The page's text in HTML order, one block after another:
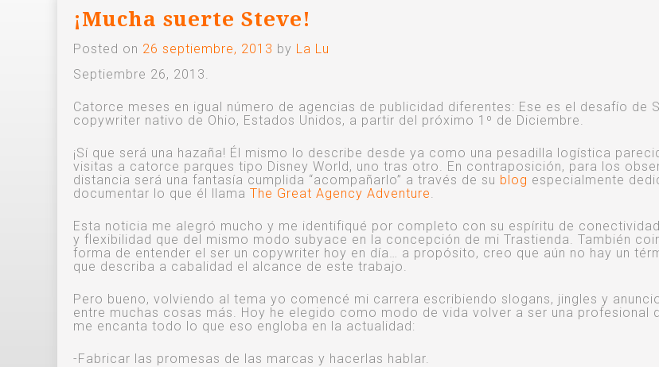
¡Mucha suerte Steve!
Posted on 26 septiembre, 2013 by La Lu
Septiembre 26, 2013.
Catorce meses en igual número de agencias de publicidad diferentes: Ese es el desafío de
copywriter nativo de Ohio, Estados Unidos, a partir del próximo 1º de Diciembre.
¡Sí que será una hazaña! Él mismo lo describe desde ya como una pesadilla logística
visitas a catorce parques tipo Disney World, uno tras otro. En contraposición, para los
distancia será una fantasía cumplida “acompañarlo” a través de su blog especialmente
documentar lo que él llama The Great Agency Adventure.
Esta noticia me alegró mucho y me identifiqué por completo con su espíritu de
y flexibilidad que del mismo modo subyace en la concepción de mi Trastienda. También
forma de entender el ser un copywriter hoy en día… a propósito, creo que aún no hay un
que describa a cabalidad el alcance de este trabajo.
Pero bueno, volviendo al tema yo comencé mi carrera escribiendo slogans, jingles y
entre muchas cosas más. Hoy he elegido como modo de vida volver a ser una profesional
me encanta todo lo que eso engloba en la actualidad:
-Fabricar las promesas de las marcas y hacerlas hablar.